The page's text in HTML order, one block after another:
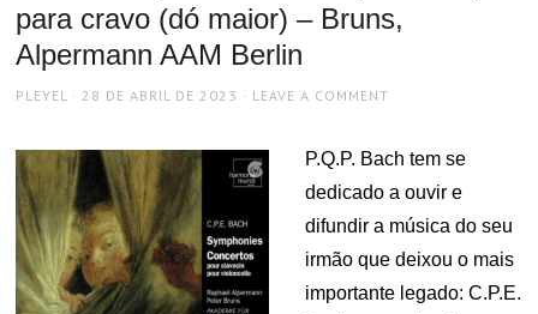
para cravo (dó maior) – Bruns,
Alpermann AAM Berlin
AUTHOR
PLEYEL
POSTED
28 DE ABRIL DE 2023 LEAVE A COMMENT
P.Q.P. Bach tem se
dedicado a ouvir e
difundir a música do seu
irmão que deixou o mais
importante legado: C.P.E.